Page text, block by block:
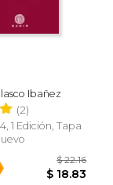
Ibañez
(2)
1 Edición, Tapa